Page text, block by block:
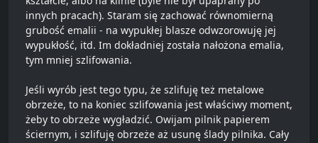
innych pracach). Staram się zachować równomierną
grubość emalii - na wypukłej blasze odwzorowuję jej
wypukłość, itd. Im dokładniej została nałożona emalia,
tym mniej szlifowania.
Jeśli wyrób jest tego typu, że szlifuję też metalowe
obrzeże, to na koniec szlifowania jest właściwy moment,
żeby to obrzeże wygładzić. Owijam pilnik papierem
ściernym, i szlifuję obrzeże aż usunę ślady pilnika. Cały